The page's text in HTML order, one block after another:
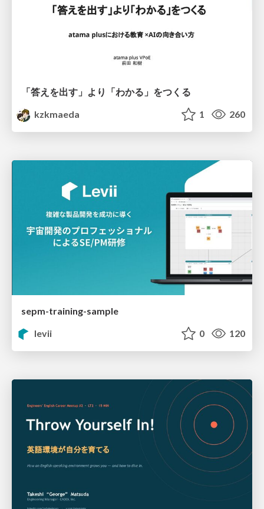
「答えを出す」より「わかる」をつくる
kzkmaeda
1 260
sepm-training-sample
levii
0 120